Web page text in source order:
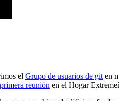
el Grupo de usuarios de git en
reunión en el Hogar